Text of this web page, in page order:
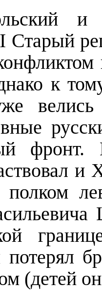
и
Старый
к
велись
и
полком
потерял
(детей